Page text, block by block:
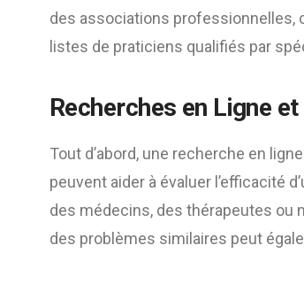
des associations professionnelles,
listes de praticiens qualifiés par
Recherches en Ligne
Tout d’abord, une recherche en
peuvent aider à évaluer l’efficacité
des médecins, des thérapeutes ou
des problèmes similaires peut